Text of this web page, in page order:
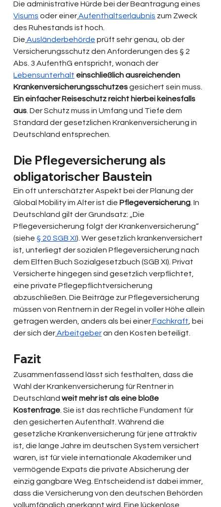
Die administrative Hürde bei der Beantragung eines
Visums oder einerAufenthaltserlaubnis zum Zweck
des Ruhestands ist hoch.
Die Ausländerbehörde prüft sehr genau, ob der
Versicherungsschutz den Anforderungen des § 2
Abs. 3 AufenthG entspricht, wonach der
Lebensunterhalt einschließlich ausreichenden
Krankenversicherungsschutzes gesichert sein muss.
Ein einfacher Reiseschutz reicht hierbei keinesfalls
aus . Der Schutz muss in Umfang und Tiefe dem
Standard der gesetzlichen Krankenversicherung in
Deutschland entsprechen.
Die Pflegeversicherung als
obligatorischer Baustein
Ein oft unterschätzter Aspekt bei der Planung der
Global Mobility im Alter ist die Pflegeversicherung . In
Deutschland gilt der Grundsatz: „Die
Pflegeversicherung folgt der Krankenversicherung“
(siehe § 20 SGB XI). Wer gesetzlich krankenversichert
ist, unterliegt der sozialen Pflegeversicherung nach
dem Elften Buch Sozialgesetzbuch (SGB XI). Privat
Versicherte hingegen sind gesetzlich verpflichtet,
eine private Pflegepflichtversicherung
abzuschließen. Die Beiträge zur Pflegeversicherung
müssen von Rentnern in der Regel in voller Höhe allein
getragen werden, anders als bei einerFachkraft , bei
der sich derArbeitgeber an den Kosten beteiligt.
Fazit
Zusammenfassend lässt sich festhalten, dass die
Wahl der Krankenversicherung für Rentner in
Deutschland weit mehr ist als eine bloße
Kostenfrage . Sie ist das rechtliche Fundament für
den gesicherten Aufenthalt. Während die
gesetzliche Krankenversicherung für jene attraktiv
ist, die lange Jahre im deutschen System versichert
waren, ist für viele internationale Akademiker und
vermögende Expats die private Absicherung der
einzig gangbare Weg. Entscheidend ist dabei immer,
dass die Versicherung von den deutschen Behörden
vollumfänglich anerkannt wird. Eine lückenlose